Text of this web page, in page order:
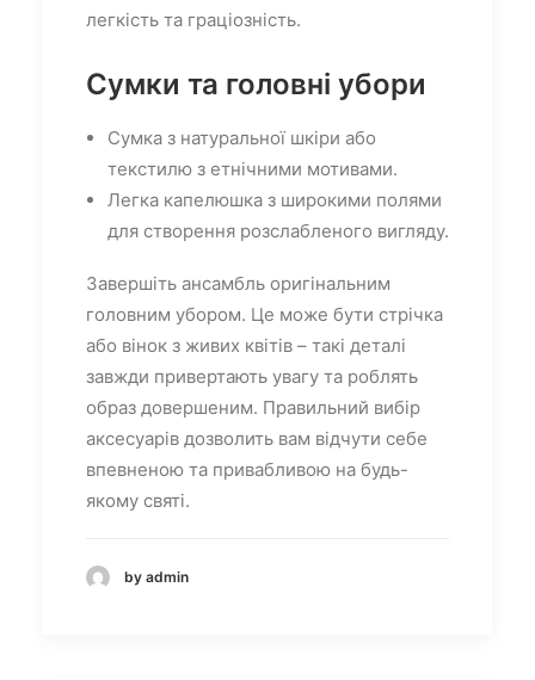
легкість та граціозність.
Сумки та головні убори
Сумка з натуральної шкіри або
текстилю з етнічними мотивами.
Легка капелюшка з широкими полями
для створення розслабленого вигляду.
Завершіть ансамбль оригінальним
головним убором. Це може бути стрічка
або вінок з живих квітів – такі деталі
завжди привертають увагу та роблять
образ довершеним. Правильний вибір
аксесуарів дозволить вам відчути себе
впевненою та привабливою на будь-
якому святі.
by admin